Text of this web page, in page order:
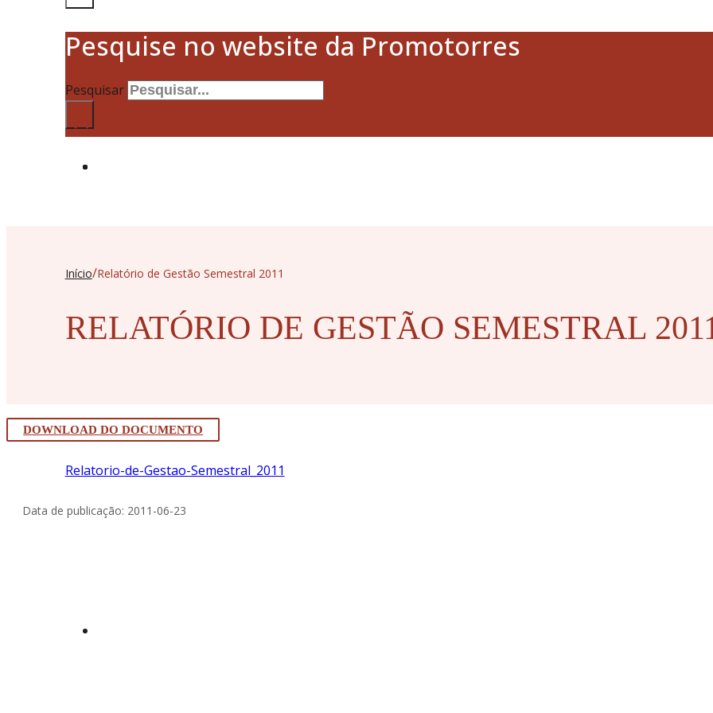
Pesquise no website da Promotorres
Pesquisar
×
Início/Relatório de Gestão Semestral 2011
RELATÓRIO DE GESTÃO SEMESTRAL
DOWNLOAD DO DOCUMENTO
Relatorio-de-Gestao-Semestral_2011
Data de publicação: 2011-06-23